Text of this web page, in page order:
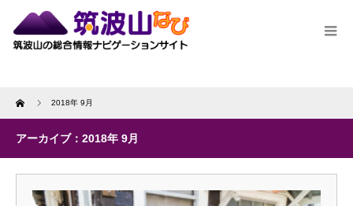
Home 2018年 9月
アーカイブ：2018年 9月